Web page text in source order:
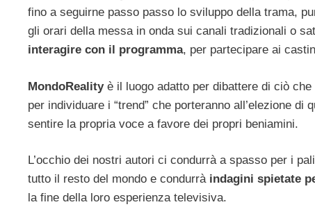
fino a seguirne passo passo lo sviluppo della trama,
gli orari della messa in onda sui canali tradizionali o
interagire con il programma, per partecipare ai
MondoRealityè il luogo adatto per dibattere di ciò
per individuare i “trend” che porteranno all’elezione
sentire la propria voce a favore dei propri beniamini.
L’occhio dei nostri autori ci condurrà a spasso per i
tutto il resto del mondo e condurrà indagini spietate
la fine della loro esperienza televisiva.